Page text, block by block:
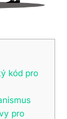
kód pro
pro